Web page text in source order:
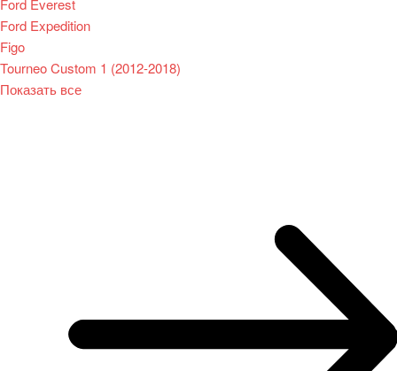
Ford Everest
Ford Expedition
Figo
Tourneo Custom 1 (2012-2018)
Показать все